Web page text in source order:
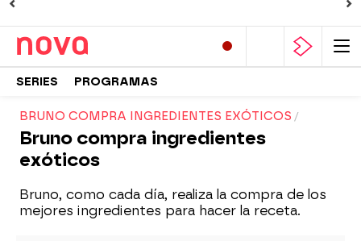
SERIES PROGRAMAS
BRUNO COMPRA INGREDIENTES EXÓTICOS
Bruno compra ingredientes
exóticos
Bruno, como cada día, realiza la compra de los
mejores ingredientes para hacer la receta.